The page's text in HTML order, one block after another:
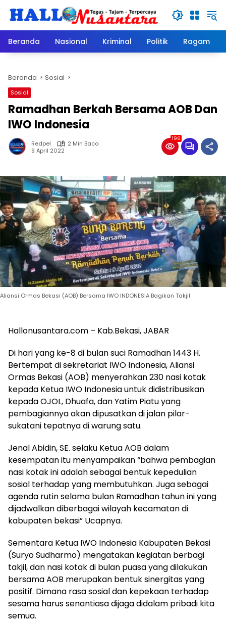
Beranda
Nasional Kriminal Politik Ragam
Beranda Sosial
Sosial
Ramadhan Berkah Bersama AOB Dan
IWO Indonesia
Redpel
2 Min Baca
9 April 2022
196
Aliansi Ormas Bekasi (AOB) Bersama IWO INDONESIA Bagikan Takjil
Hallonusantara.com – Kab.Bekasi, JABAR
Di hari yang ke-8 di bulan suci Ramadhan 1443 H.
Bertempat di sekretariat IWO Indonesia, Aliansi
Ormas Bekasi (AOB) menyerahkan 230 nasi kotak
kepada Ketua IWO Indonesia untuk didistribusikan
kepada OJOL, Dhuafa, dan Yatim Piatu yang
pembagiannya akan dipusatkan di jalan pilar-
sukatani tepatnya di warung satu.
Jenal Abidin, SE. selaku Ketua AOB dalam
kesempatan itu menyampaikan “bahwa pembagian
nasi kotak ini adalah sebagai bentuk kepedulian
sosial terhadap yang membutuhkan. Juga sebagai
agenda rutin selama bulan Ramadhan tahun ini yang
dijadwalkan diberbagai wilayah kecamatan di
kabupaten bekasi” Ucapnya.
Sementara Ketua IWO Indonesia Kabupaten Bekasi
(Suryo Sudharmo) mengatakan kegiatan berbagi
takjil, dan nasi kotak di bulan puasa yang dilakukan
bersama AOB merupakan bentuk sinergitas yang
positif. Dimana rasa sosial dan kepekaan terhadap
sesama harus senantiasa dijaga didalam pribadi kita
semua.